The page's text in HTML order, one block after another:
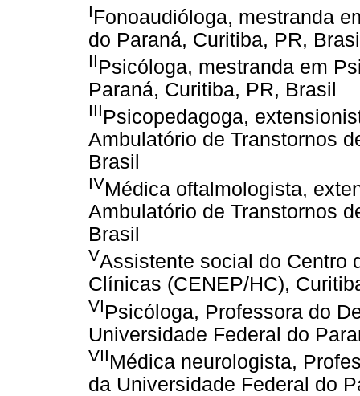
IFonoaudióloga, mestranda
do Paraná, Curitiba, PR,
IIPsicóloga, mestranda em
Paraná, Curitiba, PR, Brasil
IIIPsicopedagoga,
Ambulatório de Transtornos
Brasil
IVMédica oftalmologista,
Ambulatório de Transtornos
Brasil
VAssistente social do Centro
Clínicas (CENEP/HC),
VIPsicóloga, Professora do
Universidade Federal do
VIIMédica neurologista,
da Universidade Federal do